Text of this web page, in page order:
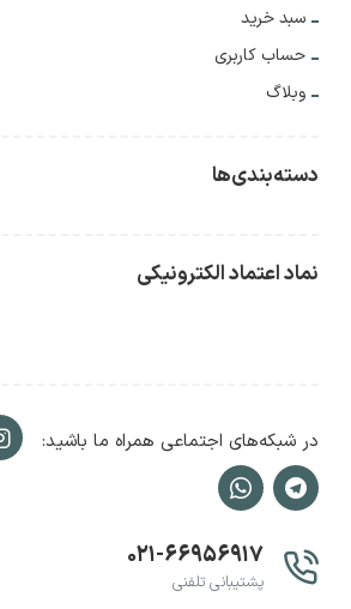
سبد خرید
حساب کاربری
وبلاگ
دسته‌بندی‌ها
نماد اعتماد الکترونیکی
در شبکه‌های اجتماعی همراه ما باشید:
۰۲۱-۶۶۹۵۶۹۱۷
پشتیبانی تلفنی